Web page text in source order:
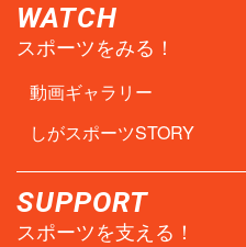
WATCH
スポーツをみる！
動画ギャラリー
しがスポーツSTORY
SUPPORT
スポーツを支える！